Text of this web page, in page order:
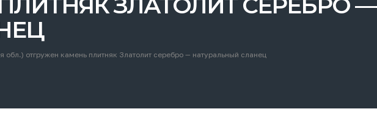
обл.) отгружен камень плитняк Златолит серебро — натуральный сланец